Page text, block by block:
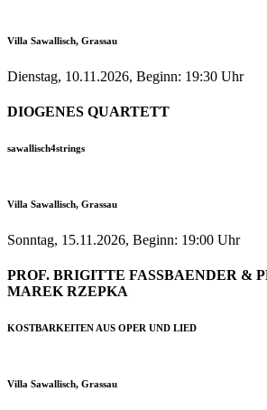
Villa Sawallisch, Grassau
Dienstag, 10.11.2026, Beginn: 19:30 Uhr
DIOGENES QUARTETT
sawallisch4strings
Villa Sawallisch, Grassau
Sonntag, 15.11.2026, Beginn: 19:00 Uhr
PROF. BRIGITTE FASSBAENDER &
MAREK RZEPKA
KOSTBARKEITEN AUS OPER UND LIED
Villa Sawallisch, Grassau